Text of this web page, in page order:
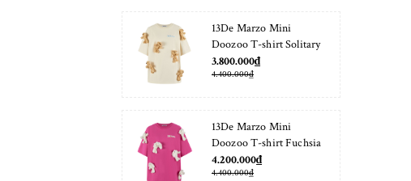
13De Marzo Mini
Doozoo T-shirt Solitary
Star
3.800.000₫
4.400.000₫
13De Marzo Mini
Doozoo T-shirt Fuchsia
Fedora
4.200.000₫
4.400.000₫